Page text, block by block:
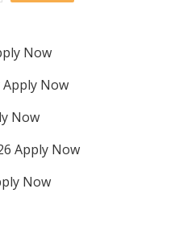
Now
Apply Now
Now
Apply Now
Now